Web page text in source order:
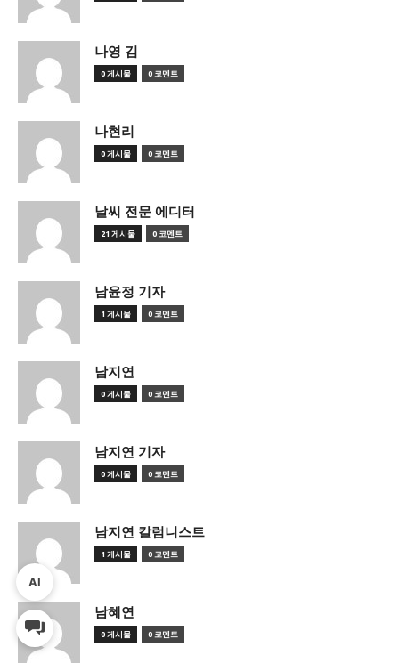
나영 김
0 게시물 0 코멘트
나현리
0 게시물 0 코멘트
날씨 전문 에디터
21 게시물 0 코멘트
남윤정 기자
1 게시물 0 코멘트
남지연
0 게시물 0 코멘트
남지연 기자
0 게시물 0 코멘트
남지연 칼럼니스트
1 게시물 0 코멘트
남혜연
0 게시물 0 코멘트
AI